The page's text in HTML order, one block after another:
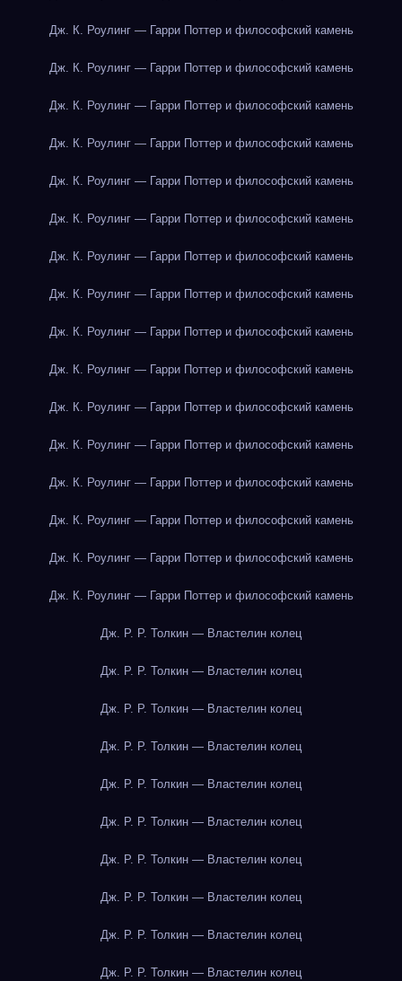
Дж. К. Роулинг — Гарри Поттер и философский камень
Дж. К. Роулинг — Гарри Поттер и философский камень
Дж. К. Роулинг — Гарри Поттер и философский камень
Дж. К. Роулинг — Гарри Поттер и философский камень
Дж. К. Роулинг — Гарри Поттер и философский камень
Дж. К. Роулинг — Гарри Поттер и философский камень
Дж. К. Роулинг — Гарри Поттер и философский камень
Дж. К. Роулинг — Гарри Поттер и философский камень
Дж. К. Роулинг — Гарри Поттер и философский камень
Дж. К. Роулинг — Гарри Поттер и философский камень
Дж. К. Роулинг — Гарри Поттер и философский камень
Дж. К. Роулинг — Гарри Поттер и философский камень
Дж. К. Роулинг — Гарри Поттер и философский камень
Дж. К. Роулинг — Гарри Поттер и философский камень
Дж. К. Роулинг — Гарри Поттер и философский камень
Дж. К. Роулинг — Гарри Поттер и философский камень
Дж. Р. Р. Толкин — Властелин колец
Дж. Р. Р. Толкин — Властелин колец
Дж. Р. Р. Толкин — Властелин колец
Дж. Р. Р. Толкин — Властелин колец
Дж. Р. Р. Толкин — Властелин колец
Дж. Р. Р. Толкин — Властелин колец
Дж. Р. Р. Толкин — Властелин колец
Дж. Р. Р. Толкин — Властелин колец
Дж. Р. Р. Толкин — Властелин колец
Дж. Р. Р. Толкин — Властелин колец